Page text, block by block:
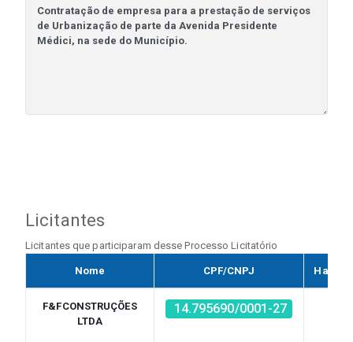
Licitantes
Licitantes que participaram desse Processo Licitatório
Nome CPF/CNPJ
F&FCONSTRUÇÕES
LTDA
14.795690/0001-27